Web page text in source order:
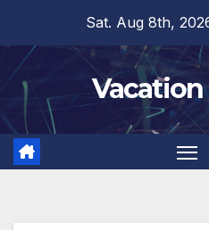
content
Sat. Aug 8th,